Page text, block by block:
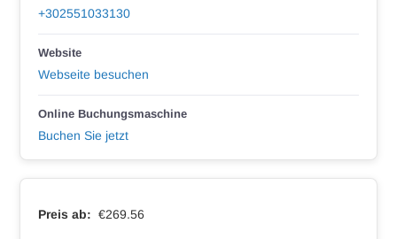
+302551033130
Website
Webseite besuchen
Online Buchungsmaschine
Buchen Sie jetzt
Preis ab: €269.56